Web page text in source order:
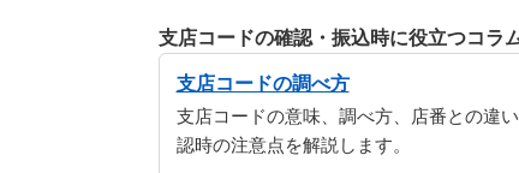
支店コードの確認・振込時に役立つコラ
支店コードの調べ方
支店コードの意味、調べ方、店番との違
認時の注意点を解説します。